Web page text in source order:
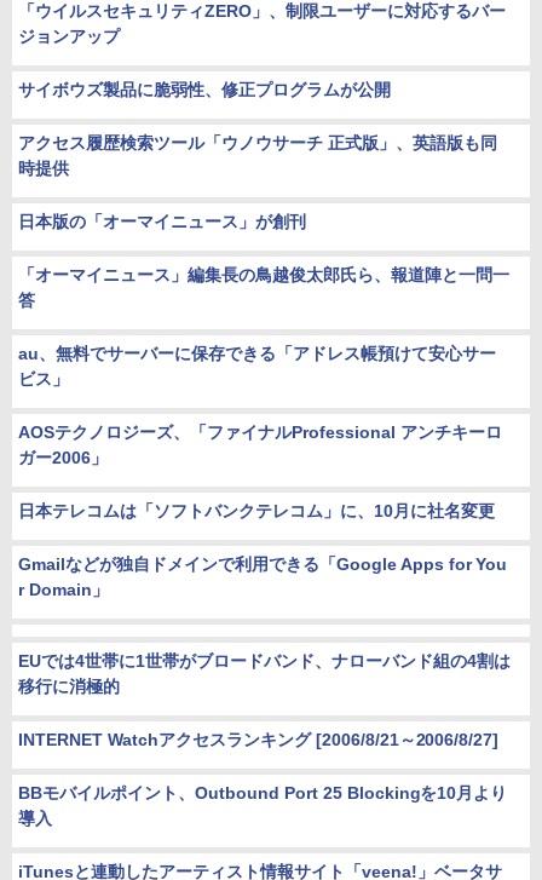
「ウイルスセキュリティZERO」、制限ユーザーに対応するバー
ジョンアップ
サイボウズ製品に脆弱性、修正プログラムが公開
アクセス履歴検索ツール「ウノウサーチ 正式版」、英語版も同
時提供
日本版の「オーマイニュース」が創刊
「オーマイニュース」編集長の鳥越俊太郎氏ら、報道陣と一問一
答
au、無料でサーバーに保存できる「アドレス帳預けて安心サー
ビス」
AOSテクノロジーズ、「ファイナルProfessional アンチキーロ
ガー2006」
日本テレコムは「ソフトバンクテレコム」に、10月に社名変更
Gmailなどが独自ドメインで利用できる「Google Apps for You
r Domain」
EUでは4世帯に1世帯がブロードバンド、ナローバンド組の4割は
移行に消極的
INTERNET Watchアクセスランキング [2006/8/21～2006/8/27]
BBモバイルポイント、Outbound Port 25 Blockingを10月より
導入
iTunesと連動したアーティスト情報サイト「veena!」ベータサ